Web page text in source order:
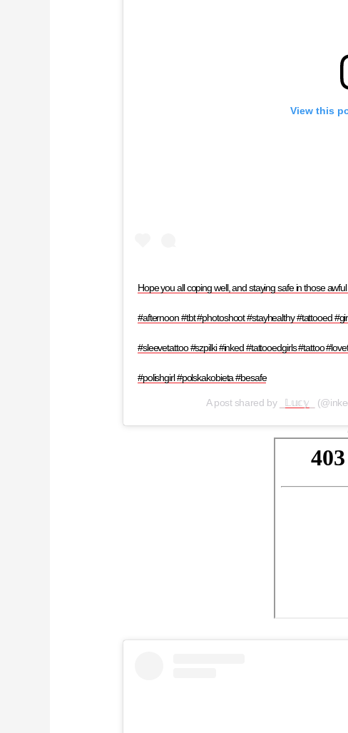
View this
Hope you all coping well, and staying safe in those
#afternoon #tbt #photoshoot #stayhealthy #tattooed
#sleevetattoo #szpilki #inked #tattooedgirls #tattoo
#polishgirl #polskakobieta #besafe
A post shared by _𝕃𝕦𝕔𝕪_